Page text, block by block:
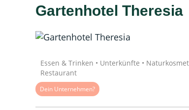
Daten werden
Gartenhotel Theresia
Essen & Trinken • Unterkünfte •
Restaurant
Dein Unternehmen?